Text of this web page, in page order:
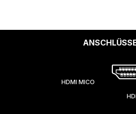
HDMI MICO